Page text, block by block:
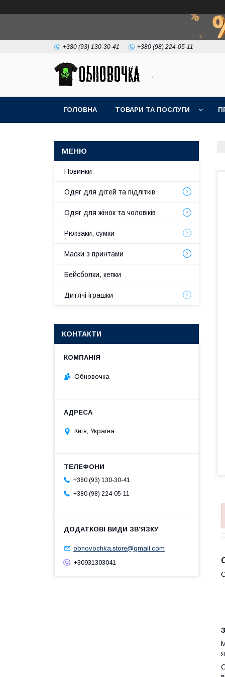
+380 (93) 130-30-41 +380 (98) 224-05-11
.
ГОЛОВНА ТОВАРИ ТА ПОСЛУГИ
Новинки
Одяг для дітей та підлітків
Одяг для жінок та чоловіків
Рюкзаки, сумки
Маски з принтами
Бейсболки, кепки
Дитячі іграшки
КОНТАКТИ
Обновочка
Київ, Україна
+380 (93) 130-30-41
+380 (98) 224-05-11
obnovochka.store@gmail.com
+30931303041